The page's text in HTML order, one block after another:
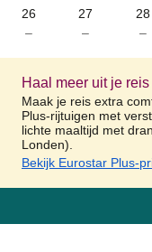
26
–
27
–
28
–
Haal meer uit je
Maak je reis extra
Plus-rijtuigen met
lichte maaltijd met
Londen).
Bekijk Eurostar Plus-